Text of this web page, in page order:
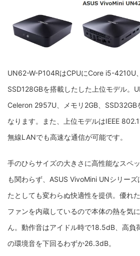
UN62-W-P104RはCPUにCore i5-4210U
SSD128GBを搭載したした上位モデル。
Celeron 2957U、メモリ2GB、SSD32GB
なります。また、上位モデルはIEEE
無線LANでも高速な通信が可能です。
手のひらサイズの大きさに高性能なスペ
も関わらず、ASUS VivoMini UNシリー
たとしても変わらぬ快適性を提供。優れ
ファンを内蔵しているので本体の熱を気
ん。動作音はアイドル時で18.5dB、高負
の環境音を下回るわずか26.3dB。